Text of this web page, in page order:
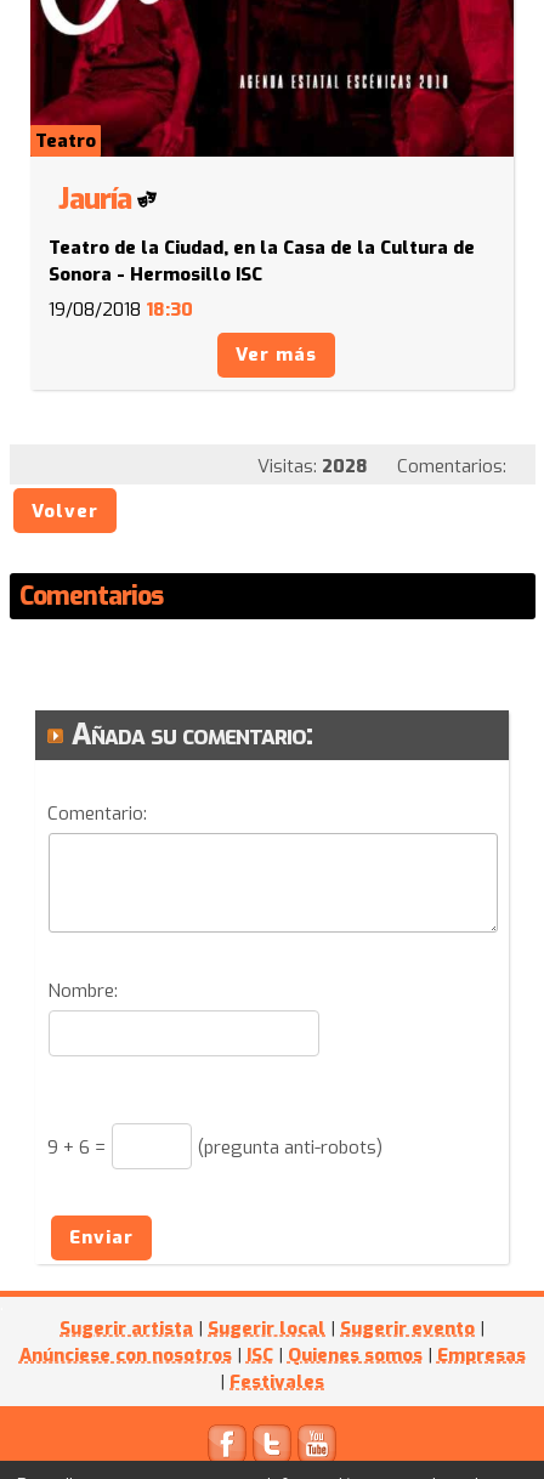
Teatro
Jauría
Teatro de la Ciudad, en la Casa de la Cultura de
Sonora - Hermosillo ISC
19/08/2018 18:30
Ver más
Visitas: 2028
Comentarios:
Volver
Comentarios
Añada su comentario:
Comentario:
Nombre:
9 + 6 = (pregunta anti-robots)
Enviar
Sugerir artista | Sugerir local | Sugerir evento |
Anúnciese con nosotros | ISC | Quienes somos | Empresas
| Festivales